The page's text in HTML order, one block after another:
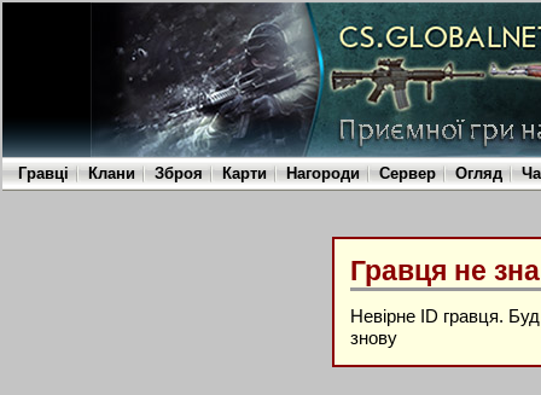
Гравці Клани Зброя Карти Нагороди Сервер Огляд
Гравця не
Невірне ID гравця.
знову